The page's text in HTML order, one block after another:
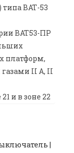
ВАТ-53
BAT53-ПР
платформ,
газами II А, II
и в зоне 22